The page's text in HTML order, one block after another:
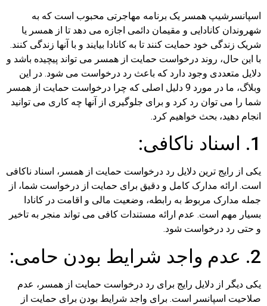
اسپانسرشیپ همسر یک برنامه مهاجرتی محبوب است که به
شهروندان کانادایی و مقیمان دائمی اجازه می دهد تا از همسر یا
شریک زندگی خود حمایت کنند تا به کانادا بیایند و با آنها زندگی کنند.
با این حال، روند درخواست حمایت از همسر می تواند پیچیده باشد و
دلایل متعددی وجود دارد که باعث رد درخواست می شود. در این
وبلاگ، ما در مورد 9 دلیل اصلی که چرا درخواست حمایت از همسر
شما را می توان رد کرد و برای جلوگیری از آنها چه کاری می توانید
انجام دهید، بحث خواهیم کرد.
1. اسناد ناکافی:
یکی از رایج ترین دلایل رد درخواست حمایت از همسر، اسناد ناکافی
است. ارائه مدارک کامل و دقیق برای حمایت از درخواست شما، از
جمله مدارک مربوط به رابطه، وضعیت مالی و اقامت در کانادا
بسیار مهم است. عدم ارائه مستندات کافی می تواند منجر به تاخیر
و حتی رد درخواست شود.
2. عدم واجد شرایط بودن حامی:
یکی دیگر از دلایل رایج برای رد درخواست حمایت از همسر، عدم
صلاحیت اسپانسر است. برای واجد شرایط بودن برای حمایت از